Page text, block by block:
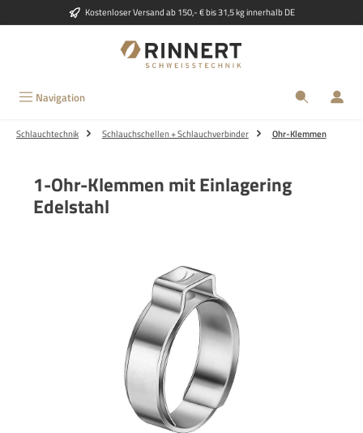
Zum Hauptinhalt springenKostenloser Versand ab 150,- € bis 31,5 kg innerhalb DE
Navigation
Schlauchtechnik Schlauchschellen + Schlauchverbinder Ohr-Klemmen
1-Ohr-Klemmen mit Einlagering
Edelstahl